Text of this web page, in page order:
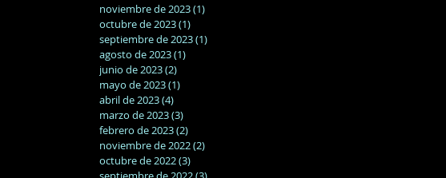
noviembre de 2023(1)
octubre de 2023(1)
septiembre de 2023(1)
agosto de 2023(1)
junio de 2023(2)
mayo de 2023(1)
abril de 2023(4)
marzo de 2023(3)
febrero de 2023(2)
noviembre de 2022(2)
octubre de 2022(3)